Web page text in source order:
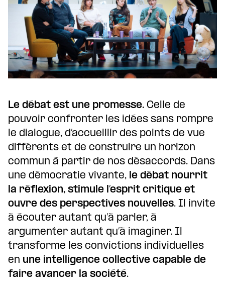
Le débat est une promesse. Celle de
pouvoir confronter les idées sans rompre
le dialogue, d’accueillir des points de vue
différents et de construire un horizon
commun à partir de nos désaccords. Dans
une démocratie vivante, le débat nourrit
la réflexion, stimule l’esprit critique et
ouvre des perspectives nouvelles. Il invite
à écouter autant qu’à parler, à
argumenter autant qu’à imaginer. Il
transforme les convictions individuelles
en une intelligence collective capable de
faire avancer la société.